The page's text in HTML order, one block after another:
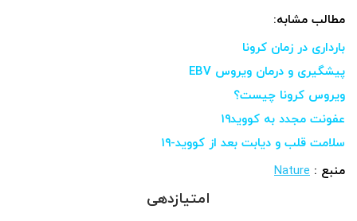
مطالب مشابه:
بارداری در زمان کرونا
پیشگیری و درمان ویروس EBV
ویروس کرونا چیست؟
عفونت مجدد به کووید۱۹
سلامت قلب و دیابت بعد از کووید-۱۹
منبع : Nature
امتیازدهی